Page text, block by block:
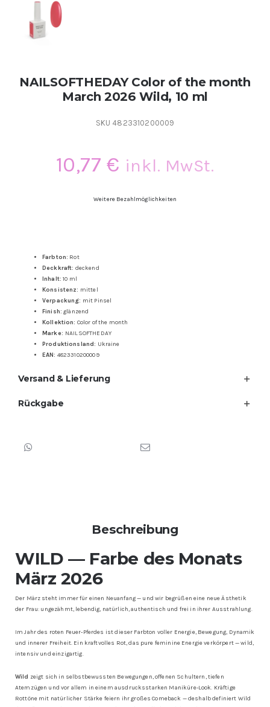
Kontakt
Über uns
NAILSOFTHEDAY Color of the month
March 2026 Wild, 10 ml
SKU 4823310200009
10,77 € inkl. MwSt.
Weitere Bezahlmöglichkeiten
Farbton: Rot
Deckkraft: deckend
Inhalt: 10 ml
Konsistenz: mittel
Verpackung: mit Pinsel
Finish: glänzend
Kollektion: Color of the month
Marke: NAILSOFTHEDAY
Produktionsland: Ukraine
EAN: 4823310200009
Versand & Lieferung
Rückgabe
Beschreibung
WILD — Farbe des Monats
März 2026
Der März steht immer für einen Neuanfang — und wir begrüßen eine neue Ästhetik
der Frau: ungezähmt, lebendig, natürlich, authentisch und frei in ihrer Ausstrahlung.
Im Jahr des roten Feuer-Pferdes ist dieser Farbton voller Energie, Bewegung, Dynamik
und innerer Freiheit. Ein kraftvolles Rot, das pure feminine Energie verkörpert — wild,
intensiv und einzigartig.
Wild zeigt sich in selbstbewussten Bewegungen, offenen Schultern, tiefen
Atemzügen und vor allem in einem ausdrucksstarken Maniküre-Look. Kräftige
Rottöne mit natürlicher Stärke feiern ihr großes Comeback — deshalb definiert Wild